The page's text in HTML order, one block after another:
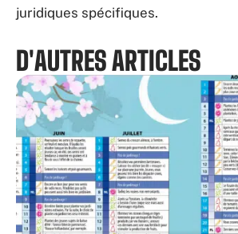
juridiques spécifiques.
D'AUTRES ARTICLES